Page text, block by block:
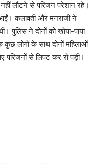
लौटने से परिजन परेशान रहे।
आईं। कलावती और मनराजी ने
पुलिस ने दोनों को खोया-पाया
कुछ लोगों के साथ दोनों महिलाओं
परिजनों से लिपट कर रो पड़ीं।